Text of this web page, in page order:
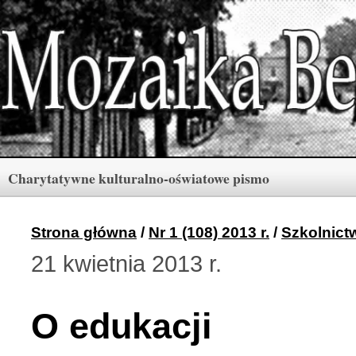
Charytatywne kulturalno-oświatowe pismo
Rubryki
Berdyczów w kronikach
Numery
1 (164) 2026 r. (10)
Menu
Polski informator
Strona główna / Nr 1 (108) 2013 r. /
21 kwietnia 2013 r.
O edukacji